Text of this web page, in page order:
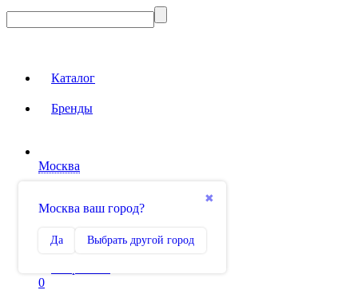
Каталог
Бренды
Москва
✖
Москва ваш город?
Да Выбрать другой город
Сравнение
0